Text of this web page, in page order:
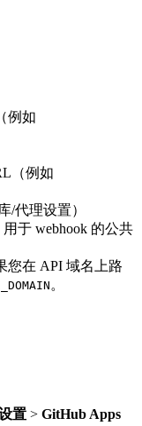
例如
（例如
/代理设置）
用于 webhook 的公共
您在 API 域名上路
。
置 > GitHub Apps